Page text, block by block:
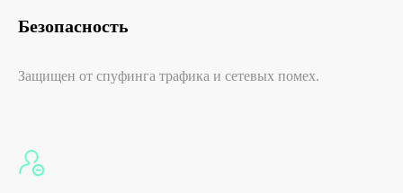
Безопасность
Защищен от спуфинга трафика и сетевых помех.
Aренда LED-панелей
шаблонов
Готовые шаблоны